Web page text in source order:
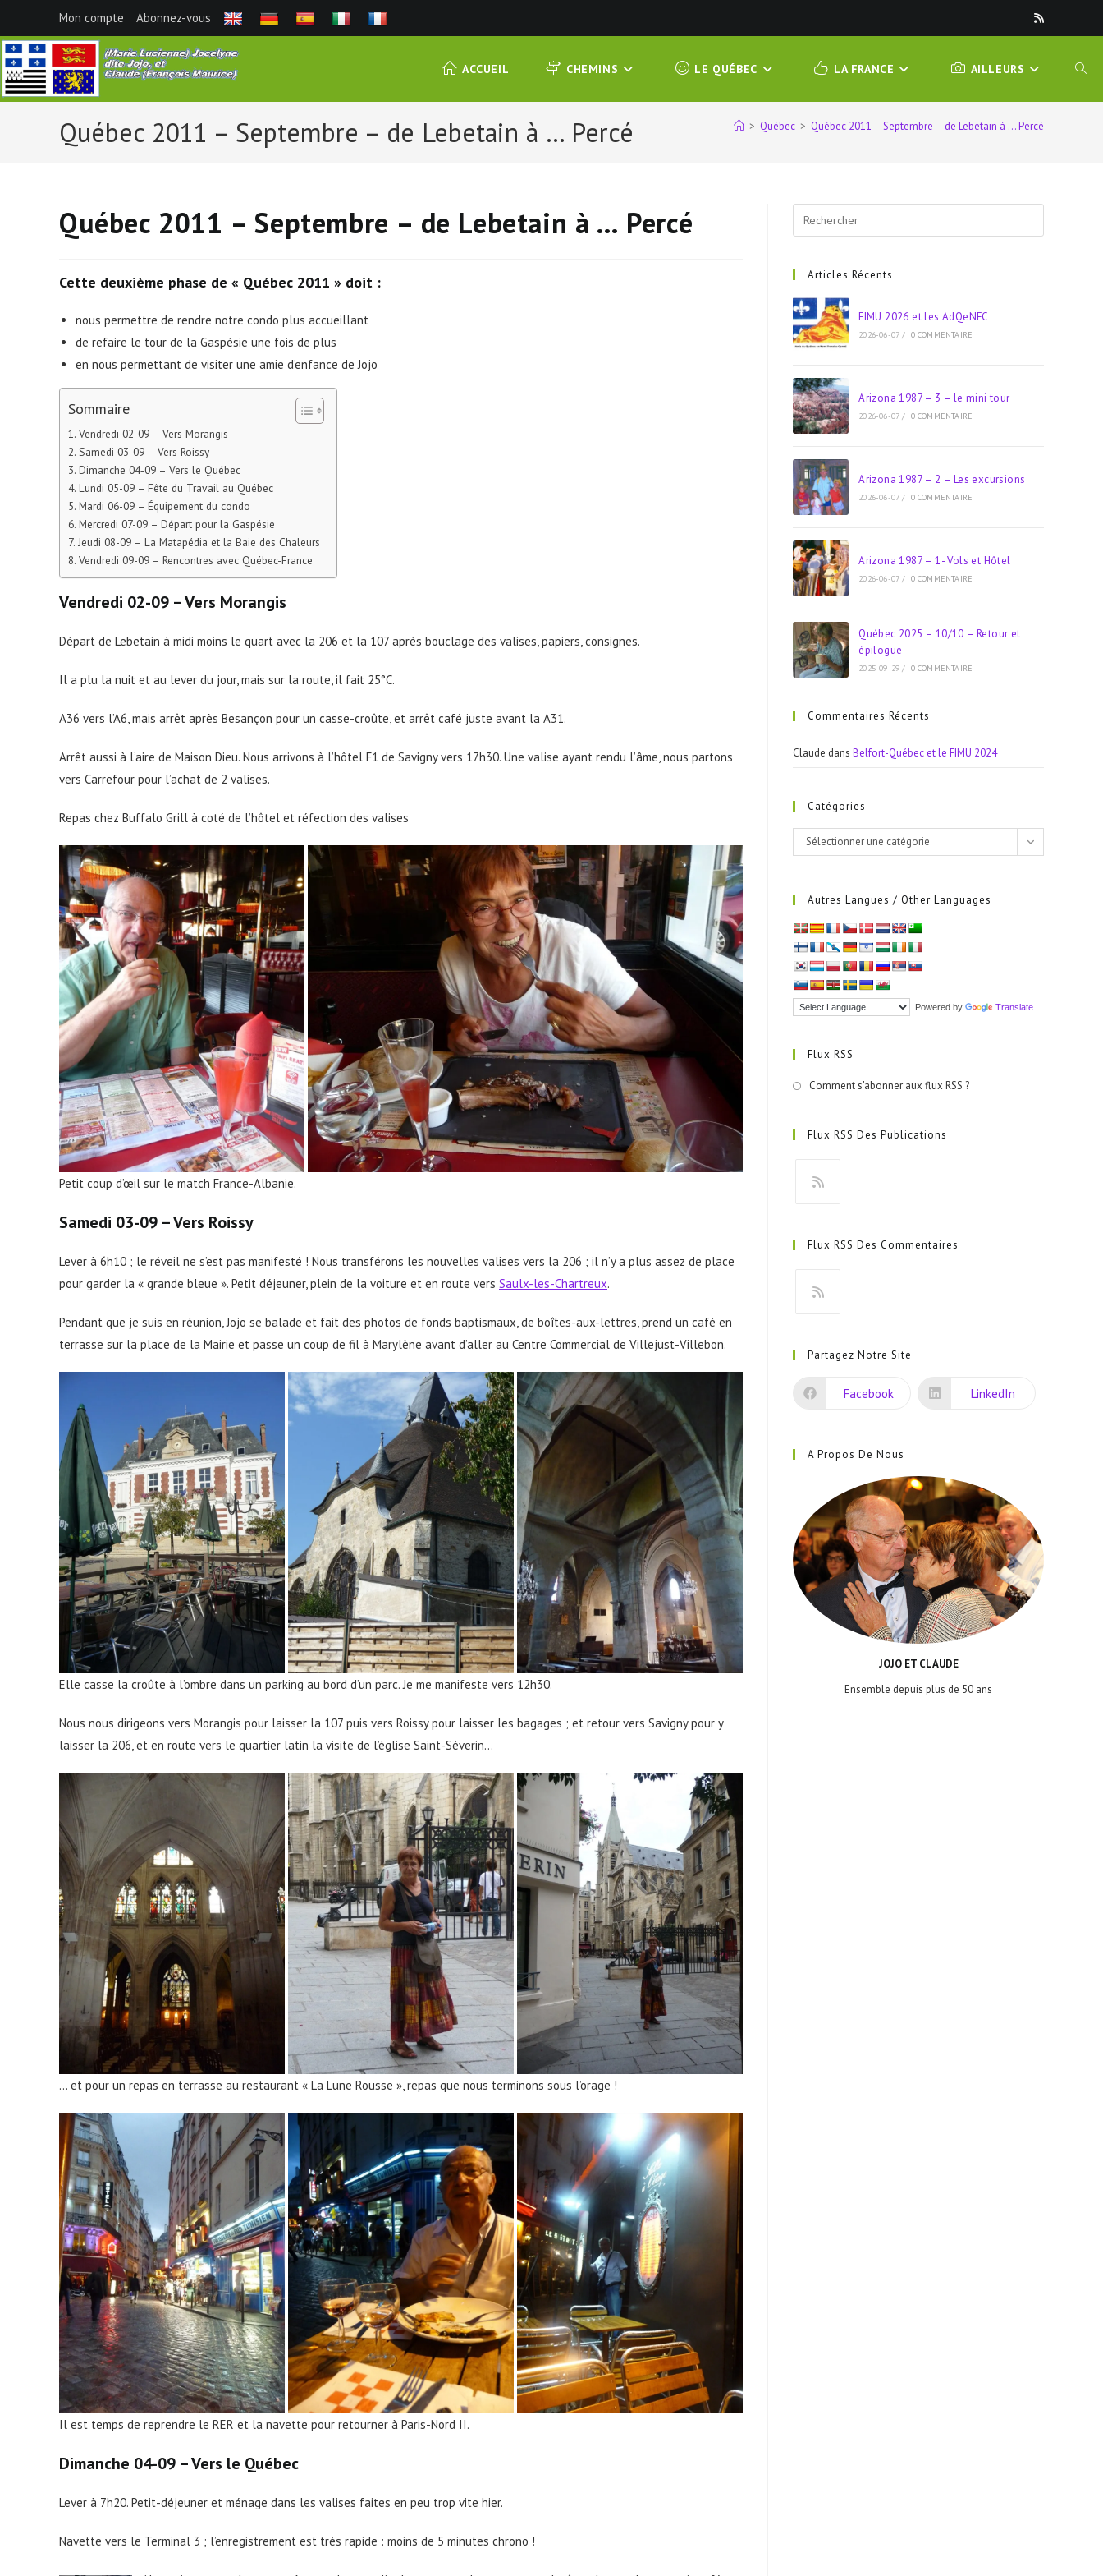
content
Mon compte Abonnez-vous
ACCUEIL CHEMINS LE QUÉBEC LA FRANCE AILLEURS
Québec 2011 – Septembre – de Lebetain à … Percé > Québec > Québec 2011 – Septembre – de Lebetain à … Percé
Québec 2011 – Septembre – de Lebetain à … Percé
Cette deuxième phase de « Québec 2011 » doit :
nous permettre de rendre notre condo plus accueillant
de refaire le tour de la Gaspésie une fois de plus
en nous permettant de visiter une amie d’enfance de Jojo
Sommaire
Vendredi 02-09 – Vers Morangis
Samedi 03-09 – Vers Roissy
Dimanche 04-09 – Vers le Québec
Lundi 05-09 – Fête du Travail au Québec
Mardi 06-09 – Équipement du condo
Mercredi 07-09 – Départ pour la Gaspésie
Jeudi 08-09 – La Matapédia et la Baie des Chaleurs
Vendredi 09-09 – Rencontres avec Québec-France
Vendredi 02-09 – Vers Morangis
Départ de Lebetain à midi moins le quart avec la 206 et la 107 après bouclage des valises, papiers, consignes.
Il a plu la nuit et au lever du jour, mais sur la route, il fait 25°C.
A36 vers l’A6, mais arrêt après Besançon pour un casse-croûte, et arrêt café juste avant la A31.
Arrêt aussi à l’aire de Maison Dieu. Nous arrivons à l’hôtel F1 de Savigny vers 17h30. Une valise ayant rendu l’âme, nous partons
vers Carrefour pour l’achat de 2 valises.
Repas chez Buffalo Grill à coté de l’hôtel et réfection des valises
Petit coup d’œil sur le match France-Albanie.
Samedi 03-09 – Vers Roissy
Lever à 6h10 ; le réveil ne s’est pas manifesté ! Nous transférons les nouvelles valises vers la 206 ; il n’y a plus assez de place
pour garder la « grande bleue ». Petit déjeuner, plein de la voiture et en route vers Saulx-les-Chartreux.
Pendant que je suis en réunion, Jojo se balade et fait des photos de fonds baptismaux, de boîtes-aux-lettres, prend un café en
terrasse sur la place de la Mairie et passe un coup de fil à Marylène avant d’aller au Centre Commercial de Villejust-Villebon.
Elle casse la croûte à l’ombre dans un parking au bord d’un parc. Je me manifeste vers 12h30.
Nous nous dirigeons vers Morangis pour laisser la 107 puis vers Roissy pour laisser les bagages ; et retour vers Savigny pour y
laisser la 206, et en route vers le quartier latin la visite de l’église Saint-Séverin…
… et pour un repas en terrasse au restaurant « La Lune Rousse », repas que nous terminons sous l’orage !
Il est temps de reprendre le RER et la navette pour retourner à Paris-Nord II.
Dimanche 04-09 – Vers le Québec
Lever à 7h20. Petit-déjeuner et ménage dans les valises faites en peu trop vite hier.
Navette vers le Terminal 3 ; l’enregistrement est très rapide : moins de 5 minutes chrono !
Escape
Articles Récents
FIMU 2026 et les AdQeNFC
2026-06-07 / 0 COMMENTAIRE
Arizona 1987 – 3 – le mini tour
2026-06-07 / 0 COMMENTAIRE
Arizona 1987 – 2 – Les excursions
2026-06-07 / 0 COMMENTAIRE
Arizona 1987 – 1- Vols et Hôtel
2026-06-07 / 0 COMMENTAIRE
Québec 2025 – 10/10 – Retour et
épilogue
2025-09-29 / 0 COMMENTAIRE
Commentaires Récents
Claude dans Belfort-Québec et le FIMU 2024
Catégories
Catégories
Sélectionner une catégorie
Autres Langues / Other Languages
Powered by Translate
Flux RSS
Comment s'abonner aux flux RSS ?
Flux RSS Des Publications
un
onglet
Flux RSS Des Commentaires
un
nouvel
Partagez Notre Site
Facebook LinkedIn
A Propos De Nous
JOJO ET CLAUDE
Ensemble depuis plus de 50 ans